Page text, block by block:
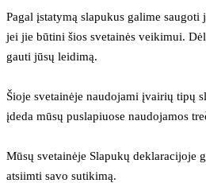
Pagal įstatymą slapukus galime
jei jie būtini šios svetainės veikimui.
gauti jūsų leidimą.
Šioje svetainėje naudojami įvairių tipų
įdeda mūsų puslapiuose naudojamos
Mūsų svetainėje Slapukų deklaracijoje
atsiimti savo sutikimą.